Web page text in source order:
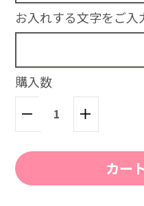
お入れする文字をご入
購入数
カー
1.青
3,800円(税込)
1.青